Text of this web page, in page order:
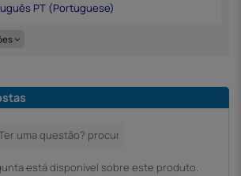
está disponível sobre este produto.